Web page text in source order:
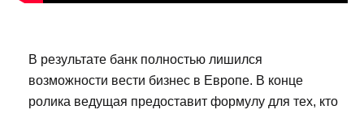
В результате банк полностью лишился
возможности вести бизнес в Европе. В конце
ролика ведущая предоставит формулу для тех, кто